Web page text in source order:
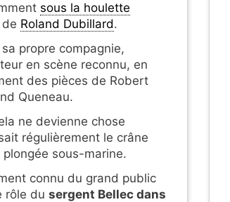
sous la houlette
Roland Dubillard.
propre compagnie,
en scène reconnu, en
des pièces de Robert
Queneau.
ne devienne chose
régulièrement le crâne
sous-marine.
connu du grand public
rôle du sergent Bellec dans